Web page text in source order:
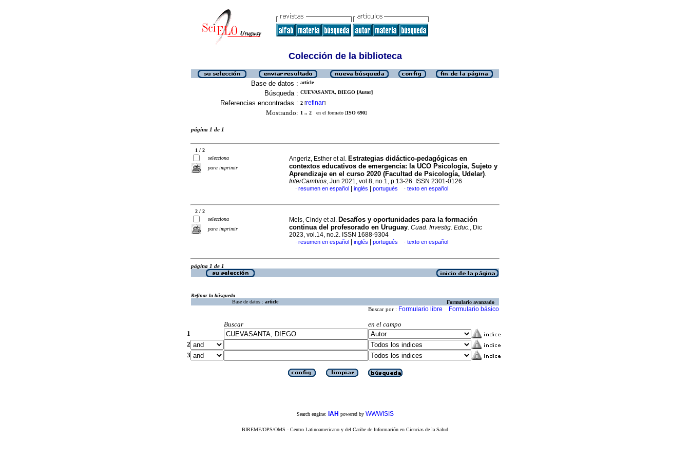
Colección de la biblioteca
Base de datos : article
Búsqueda : CUEVASANTA, DIEGO [Autor]
Referencias encontradas : 2 [refinar]
Mostrando: 1 .. 2 en el formato [ISO 690]
página 1 de 1
1 / 2
selecciona
para imprimir
Angeriz, Esther et al. Estrategias didáctico-pedagógicas en
contextos educativos de emergencia: la UCO Psicología, Sujeto y
Aprendizaje en el curso 2020 (Facultad de Psicología, Udelar).
InterCambios, Jun 2021, vol.8, no.1, p.13-26. ISSN 2301-0126
· resumen en español inglés portugués · texto en español
2 / 2
selecciona
para imprimir
Mels, Cindy et al. Desafíos y oportunidades para la formación
continua del profesorado en Uruguay. Cuad. Investig. Educ., Dic
2023, vol.14, no.2. ISSN 1688-9304
· resumen en español inglés portugués · texto en español
página 1 de 1
Refinar la búsqueda
Base de datos : article Formulario avanzado
Buscar por : Formulario libre Formulario básico
Buscar
en el campo
1
2
3
Search engine: iAH powered by WWWISIS
BIREME/OPS/OMS - Centro Latinoamericano y del Caribe de Información en Ciencias de la Salud